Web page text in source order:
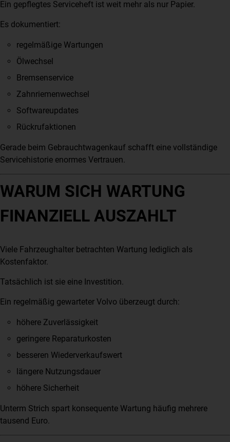
Ein gepflegtes Serviceheft ist weit mehr als nur Papier.
Es dokumentiert:
regelmäßige Wartungen
Ölwechsel
Bremsenservice
Zahnriemenwechsel
Softwareupdates
Rückrufaktionen
Gerade beim Gebrauchtwagenkauf schafft eine vollständige
Servicehistorie enormes Vertrauen.
WARUM SICH WARTUNG
FINANZIELL AUSZAHLT
Viele Fahrzeughalter betrachten Wartung lediglich als
Kostenfaktor.
Tatsächlich ist sie eine Investition.
Ein regelmäßig gewarteter Volvo überzeugt durch:
höhere Zuverlässigkeit
geringere Reparaturkosten
besseren Wiederverkaufswert
längere Nutzungsdauer
höhere Sicherheit
Unterm Strich spart konsequente Wartung häufig mehrere
tausend Euro.